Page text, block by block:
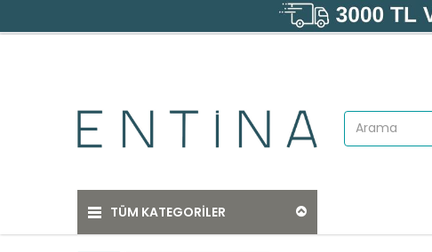
TÜM KATEGORİLER